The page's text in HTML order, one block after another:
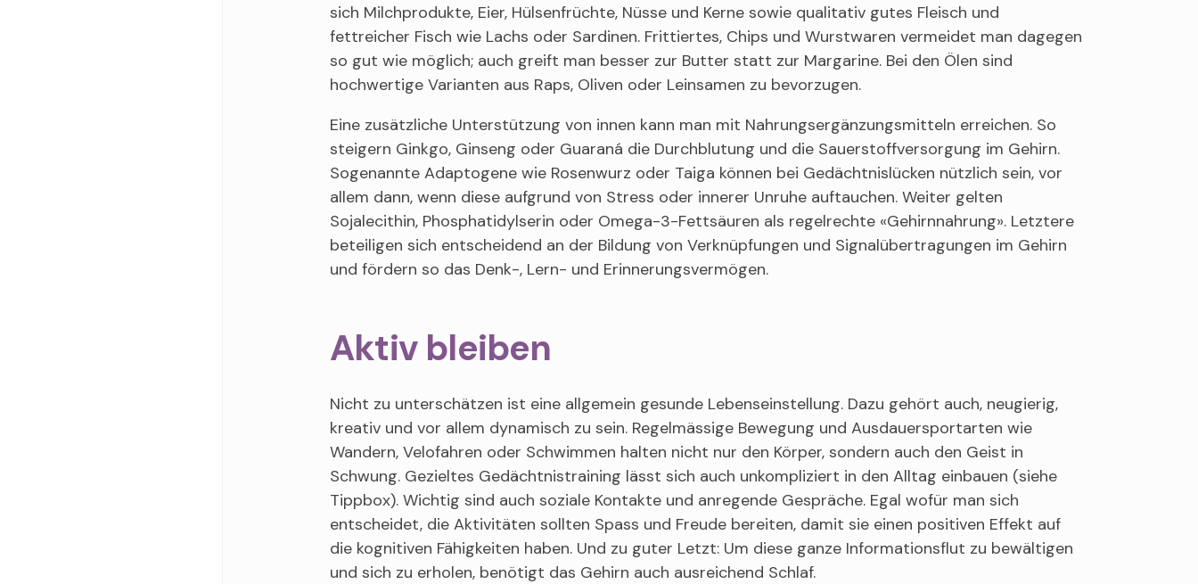
sich Milchprodukte, Eier, Hülsenfrüchte, Nüsse und Kerne sowie qualitativ gutes Fleisch und
fettreicher Fisch wie Lachs oder Sardinen. Frittiertes, Chips und Wurstwaren vermeidet man dagegen
so gut wie möglich; auch greift man besser zur Butter statt zur Margarine. Bei den Ölen sind
hochwertige Varianten aus Raps, Oliven oder Leinsamen zu bevorzugen.
Eine zusätzliche Unterstützung von innen kann man mit Nahrungsergänzungsmitteln erreichen. So
steigern Ginkgo, Ginseng oder Guaraná die Durchblutung und die Sauerstoffversorgung im Gehirn.
Sogenannte Adaptogene wie Rosenwurz oder Taiga können bei Gedächtnislücken nützlich sein, vor
allem dann, wenn diese aufgrund von Stress oder innerer Unruhe auftauchen. Weiter gelten
Sojalecithin, Phosphatidylserin oder Omega-3-Fettsäuren als regelrechte «Gehirnnahrung». Letztere
beteiligen sich entscheidend an der Bildung von Verknüpfungen und Signalübertragungen im Gehirn
und fördern so das Denk-, Lern- und Erinnerungsvermögen.
Aktiv bleiben
Nicht zu unterschätzen ist eine allgemein gesunde Lebenseinstellung. Dazu gehört auch, neugierig,
kreativ und vor allem dynamisch zu sein. Regelmässige Bewegung und Ausdauersportarten wie
Wandern, Velofahren oder Schwimmen halten nicht nur den Körper, sondern auch den Geist in
Schwung. Gezieltes Gedächtnistraining lässt sich auch unkompliziert in den Alltag einbauen (siehe
Tippbox). Wichtig sind auch soziale Kontakte und anregende Gespräche. Egal wofür man sich
entscheidet, die Aktivitäten sollten Spass und Freude bereiten, damit sie einen positiven Effekt auf
die kognitiven Fähigkeiten haben. Und zu guter Letzt: Um diese ganze Informationsflut zu bewältigen
und sich zu erholen, benötigt das Gehirn auch ausreichend Schlaf.